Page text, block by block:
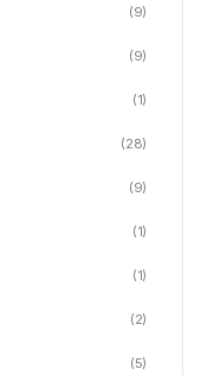
(9)
(9)
(1)
(28)
(9)
(1)
(1)
(2)
(5)